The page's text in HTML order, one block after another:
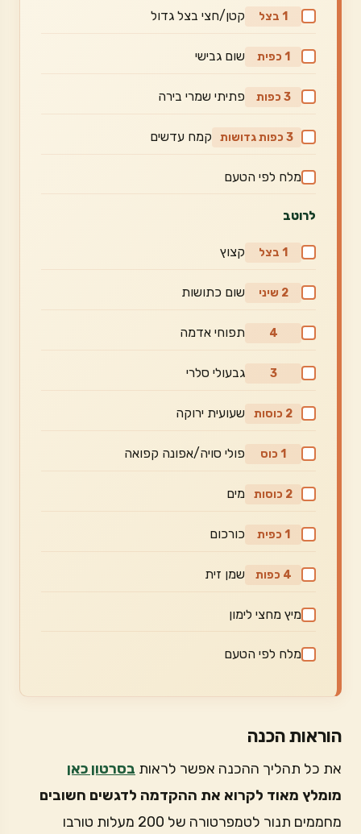
1 בצל קטן/חצי בצל גדול
1 כפית שום גבישי
3 כפות פתיתי שמרי בירה
3 כפות גדושות קמח עדשים
מלח לפי הטעם
לרוטב
1 בצל קצוץ
2 שיני שום כתושות
4 תפוחי אדמה
3 גבעולי סלרי
2 כוסות שעועית ירוקה
1 כוס פולי סויה/אפונה קפואה
2 כוסות מים
1 כפית כורכום
4 כפות שמן זית
מיץ מחצי לימון
מלח לפי הטעם
הוראות הכנה
את כל תהליך ההכנה אפשר לראות בסרטון כאן
מומלץ מאוד לקרוא את ההקדמה לדגשים חשובים
מחממים תנור לטמפרטורה של 200 מעלות טורבו